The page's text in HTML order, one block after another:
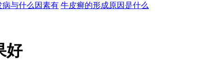
病与什么因素有 牛皮癣的形成原因是什么
好